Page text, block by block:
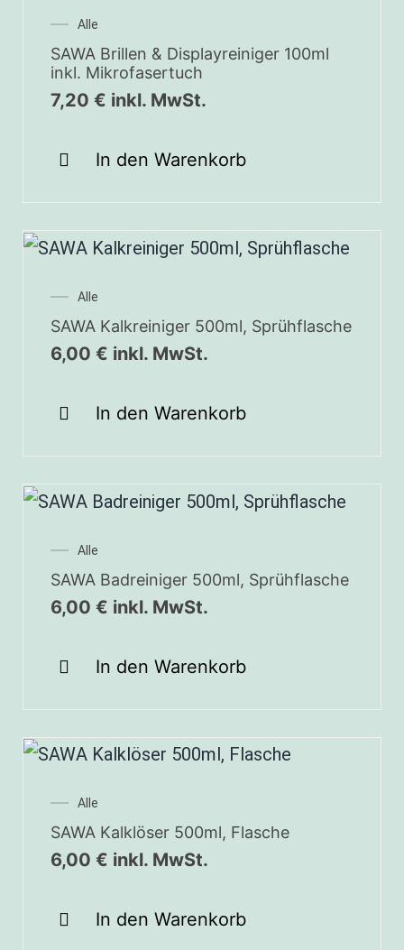
Alle
SAWA Brillen & Displayreiniger 100ml
inkl. Mikrofasertuch
7,20 € inkl. MwSt.
In den Warenkorb
Alle
SAWA Kalkreiniger 500ml, Sprühflasche
6,00 € inkl. MwSt.
In den Warenkorb
Alle
SAWA Badreiniger 500ml, Sprühflasche
6,00 € inkl. MwSt.
In den Warenkorb
Alle
SAWA Kalklöser 500ml, Flasche
6,00 € inkl. MwSt.
In den Warenkorb